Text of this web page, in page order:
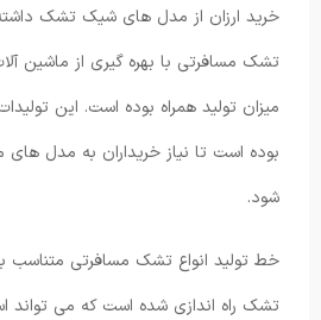
خرید ارزان از مدل های شیک تشک
تشک مسافرتی با بهره گیری از ماشین
میزان تولید همراه بوده است. این تولیدات
بوده است تا نیاز خریداران به مدل
شود.
خط تولید انواع تشک مسافرتی متناسب
تشک راه اندازی شده است که می تواند